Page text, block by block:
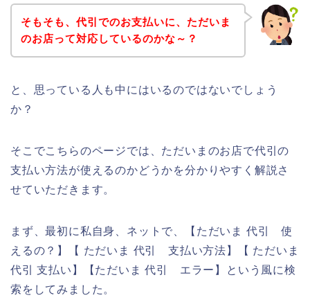
そもそも、代引でのお支払いに、ただいま
のお店って対応しているのかな～？
と、思っている人も中にはいるのではないでしょう
か？
そこでこちらのページでは、ただいまのお店で代引の
支払い方法が使えるのかどうかを分かりやすく解説さ
せていただきます。
まず、最初に私自身、ネットで、【ただいま 代引 使
えるの？】【 ただいま 代引 支払い方法】【 ただいま
代引 支払い】【ただいま 代引 エラー】という風に検
索をしてみました。